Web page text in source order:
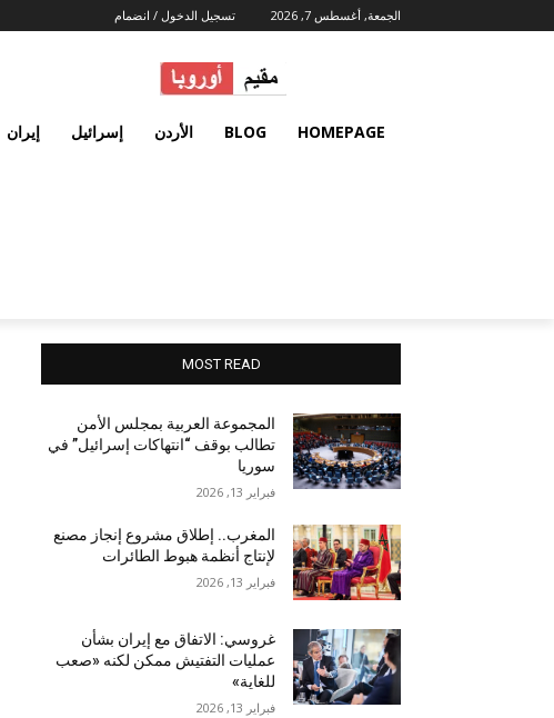
الجمعة, أغسطس 7, 2026 تسجيل الدخول / انضمام
HOMEPAGE
BLOG الأردن إسرائيل إيران
MOST READ
المجموعة العربية بمجلس الأمن
تطالب بوقف “انتهاكات إسرائيل” في
سوريا
فبراير 13, 2026
المغرب.. إطلاق مشروع إنجاز مصنع
لإنتاج أنظمة هبوط الطائرات
فبراير 13, 2026
غروسي: الاتفاق مع إيران بشأن
عمليات التفتيش ممكن لكنه «صعب
للغاية»
فبراير 13, 2026